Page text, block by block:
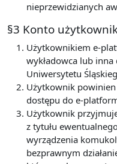
nieprzewidzianych
§3 Konto
Użytkownikiem e-
wykładowca lub
Uniwersytetu
Użytkownik
dostępu do e-
Użytkownik
z tytułu
wyrządzenia
bezprawnym